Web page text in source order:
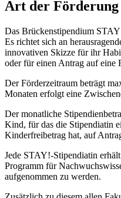
Art der Förderung
Das Brückenstipendium
Es richtet sich an
innovativen Skizze für ihr
oder für einen Antrag auf eine
Der Förderzeitraum beträgt
Monaten erfolgt eine
Der monatliche
Kind, für das die Stipendiatin
Kinderfreibetrag hat, auf
Jede STAY!-Stipendiatin
Programm für
aufgenommen zu werden.